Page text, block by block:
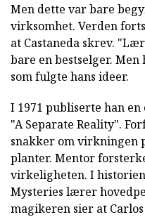
Men dette var bare
virksomhet. Verden
at Castaneda skrev.
bare en bestselger.
som fulgte hans ideer.
I 1971 publiserte han
"A Separate Reality".
snakker om virkningen
planter. Mentor
virkeligheten. I
Mysteries lærer
magikeren sier at